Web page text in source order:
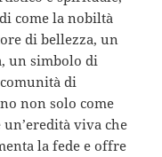
come la nobiltà
di bellezza, un
un simbolo di
di
non solo come
viva che
la fede e offre